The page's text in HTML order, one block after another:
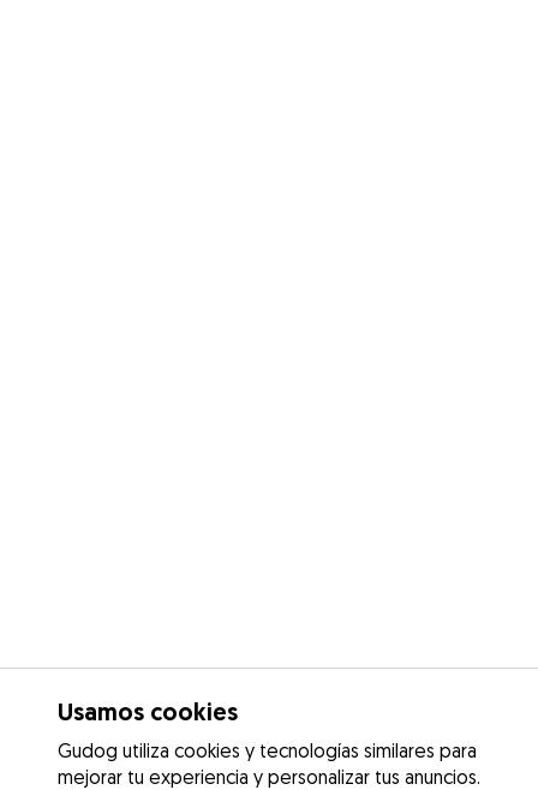
Usamos cookies
Gudog utiliza cookies y tecnologías similares para
mejorar tu experiencia y personalizar tus anuncios.